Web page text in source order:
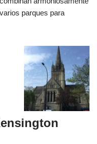
parques para